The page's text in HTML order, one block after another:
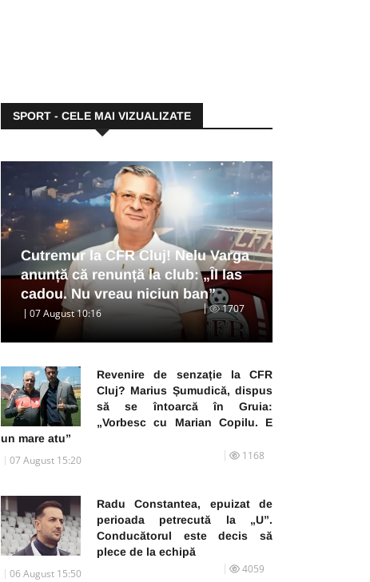
SPORT - CELE MAI VIZUALIZATE
Cutremur la CFR Cluj! Nelu Varga
anunță că renunță la club: „Îl las
cadou. Nu vreau niciun ban”
07 August 10:16 1707
Revenire de senzație la CFR
Cluj? Marius Șumudică, dispus
să se întoarcă în Gruia:
„Vorbesc cu Marian Copilu. E
un mare atu”
07 August 15:20 1168
Radu Constantea, epuizat de
perioada petrecută la „U”.
Conducătorul este decis să
plece de la echipă
06 August 15:50 4059